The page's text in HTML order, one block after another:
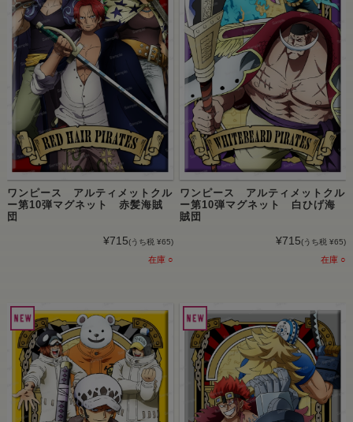
ワンピース アルティメットクル
ー第10弾マグネット 赤髪海賊
団
¥715(うち税 ¥65)
在庫 ○
ワンピース アルティメットクル
ー第10弾マグネット 白ひげ海
賊団
¥715(うち税 ¥65)
在庫 ○